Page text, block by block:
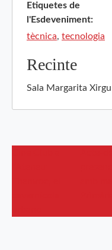
Etiquetes de
l'Esdeveniment:
tècnica, tecnologia
Recinte
Sala Margarita Xirgu